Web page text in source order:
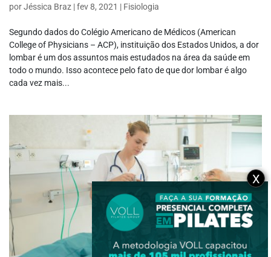
porJéssica Braz |fev 8, 2021 | Fisiologia
Segundo dados do Colégio Americano de Médicos (American
College of Physicians – ACP), instituição dos Estados Unidos, a dor
lombar é um dos assuntos mais estudados na área da saúde em
todo o mundo. Isso acontece pelo fato de que dor lombar é algo
cada vez mais...
X